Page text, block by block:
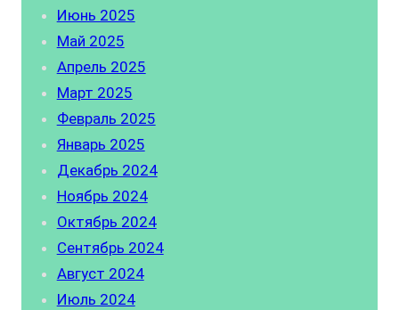
Июнь 2025
Май 2025
Апрель 2025
Март 2025
Февраль 2025
Январь 2025
Декабрь 2024
Ноябрь 2024
Октябрь 2024
Сентябрь 2024
Август 2024
Июль 2024